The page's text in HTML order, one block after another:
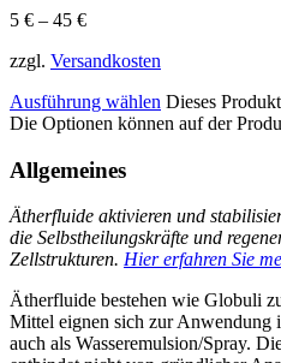
5 € – 45 €
zzgl. Versandkosten
Ausführung wählen Dieses
Die Optionen können auf der
Allgemeines
Ätherfluide aktivieren und
die Selbstheilungskräfte und
Zellstrukturen. Hier erfahren Sie
Ätherfluide bestehen wie Globuli
Mittel eignen sich zur Anwendung
auch als Wasseremulsion/Spray.